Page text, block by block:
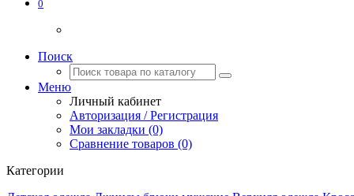
0
Поиск
Меню
Личный кабинет
Авторизация / Регистрация
Мои закладки (0)
Сравнение товаров (0)
Категории